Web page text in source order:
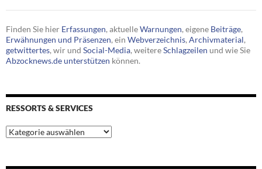
Finden Sie hier Erfassungen, aktuelleWarnungen, eigene Beiträge,
Erwähnungen und Präsenzen, ein Webverzeichnis, Archivmaterial,
getwittertes, wir und Social-Media, weitereSchlagzeilen und wie Sie
Abzocknews.de unterstützen können.
RESSORTS & SERVICES
Ressorts
&